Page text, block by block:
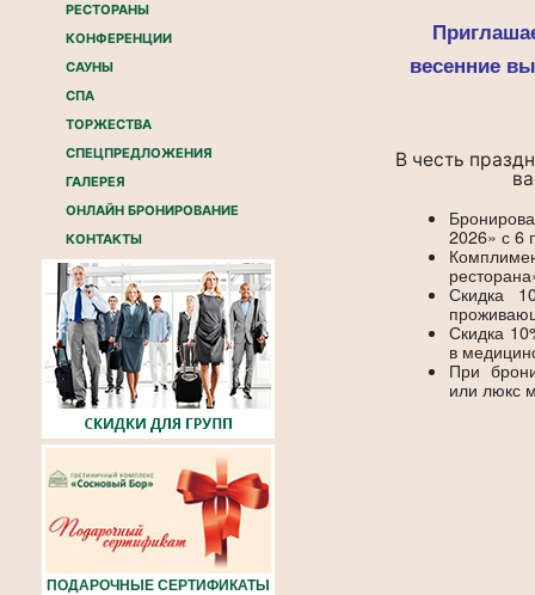
весенние
В честь
2026» с 6
Скидка
Скидка
в
При
или люкс
РЕСТОРАНЫ
КОНФЕРЕНЦИИ
САУНЫ
СПА
ТОРЖЕСТВА
СПЕЦПРЕДЛОЖЕНИЯ
ГАЛЕРЕЯ
ОНЛАЙН БРОНИРОВАНИЕ
КОНТАКТЫ
ПОДАРОЧНЫЕ СЕРТИФИКАТЫ